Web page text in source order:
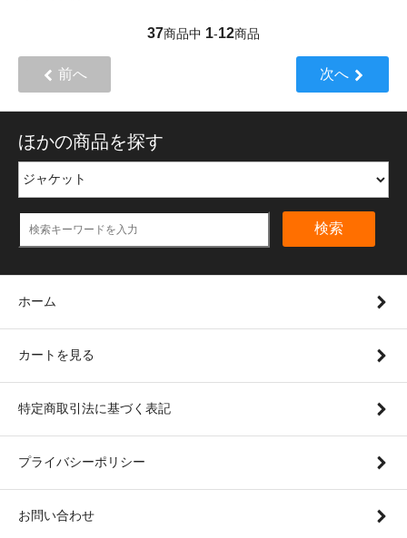
37商品中 1-12商品
前へ 次へ
ほかの商品を探す
検索
ホーム
カートを見る
特定商取引法に基づく表記
プライバシーポリシー
お問い合わせ